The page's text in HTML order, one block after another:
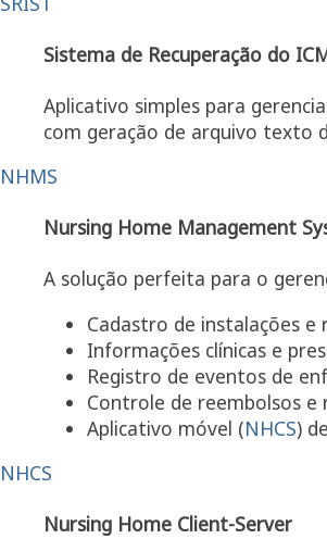
Sistema de Recuperação do
Aplicativo simples para
com geração de arquivo texto
NHMS
Nursing Home Management
A solução perfeita para o
Cadastro de instalações e
Informações clínicas e
Registro de eventos de
Controle de reembolsos e
Aplicativo móvel (NHCS)
NHCS
Nursing Home Client-Server